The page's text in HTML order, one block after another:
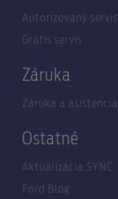
Autorizovaný servis
Grátis servis
Záruka
Záruka a asistencia
Ostatné
Aktualizácia SYNC
Ford Blog